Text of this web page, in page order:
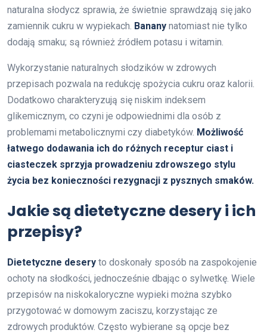
naturalna słodycz sprawia, że świetnie sprawdzają się jako
zamiennik cukru w wypiekach. Banany natomiast nie tylko
dodają smaku; są również źródłem potasu i witamin.
Wykorzystanie naturalnych słodzików w zdrowych
przepisach pozwala na redukcję spożycia cukru oraz kalorii.
Dodatkowo charakteryzują się niskim indeksem
glikemicznym, co czyni je odpowiednimi dla osób z
problemami metabolicznymi czy diabetyków. Możliwość
łatwego dodawania ich do różnych receptur ciast i
ciasteczek sprzyja prowadzeniu zdrowszego stylu
życia bez konieczności rezygnacji z pysznych smaków.
Jakie są dietetyczne desery i ich
przepisy?
Dietetyczne desery to doskonały sposób na zaspokojenie
ochoty na słodkości, jednocześnie dbając o sylwetkę. Wiele
przepisów na niskokaloryczne wypieki można szybko
przygotować w domowym zaciszu, korzystając ze
zdrowych produktów. Często wybierane są opcje bez